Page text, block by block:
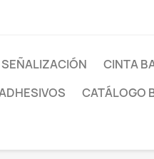
SEÑALIZACIÓN CINTA
CATÁLOGO